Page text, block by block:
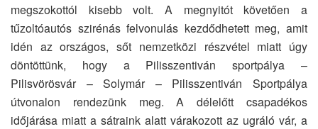
megszokottól kisebb volt. A megnyitót követően a
tűzoltóautós szirénás felvonulás kezdődhetett meg, amit
idén az országos, sőt nemzetközi részvétel miatt úgy
döntöttünk, hogy a Pilisszentiván sportpálya –
Pilisvörösvár – Solymár – Pilisszentiván Sportpálya
útvonalon rendezünk meg. A délelőtt csapadékos
időjárása miatt a sátraink alatt várakozott az ugráló vár, a